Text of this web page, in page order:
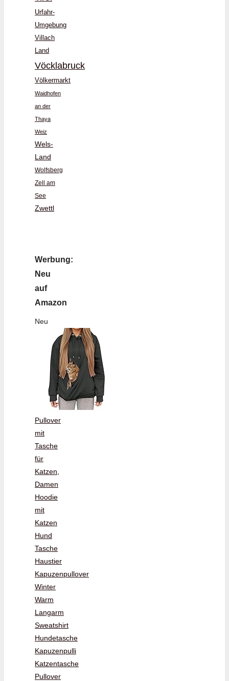
Urfahr-
Umgebung
Villach
Land
Vöcklabruck
Völkermarkt
Waidhofen
an der
Thaya
Weiz
Wels-
Land
Wolfsberg
Zell am
See
Zwettl
Werbung:
Neu
auf
Amazon
Neu
Pullover
mit
Tasche
für
Katzen,
Damen
Hoodie
mit
Katzen
Hund
Tasche
Haustier
Kapuzenpullover
Winter
Warm
Langarm
Sweatshirt
Hundetasche
Kapuzenpulli
Katzentasche
Pullover